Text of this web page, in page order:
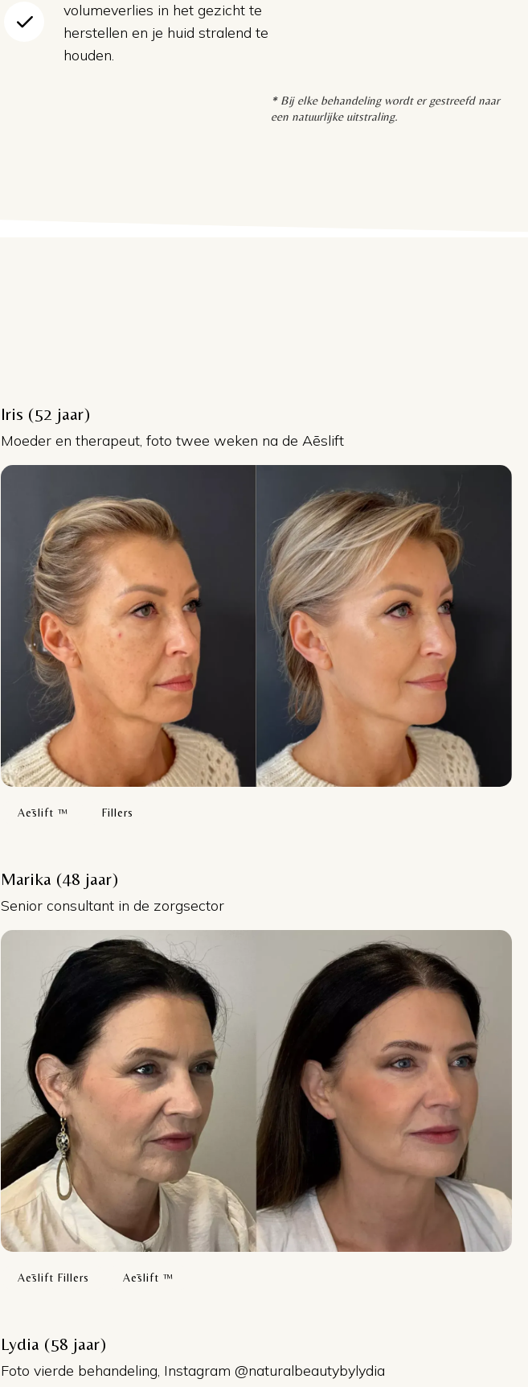
volumeverlies in het gezicht te
herstellen en je huid stralend te
houden.
* Bij elke behandeling wordt er gestreefd naar
een natuurlijke uitstraling.
Iris (52 jaar)
Moeder en therapeut, foto twee weken na de Aēslift
Aēslift ™ Fillers
Marika (48 jaar)
Senior consultant in de zorgsector
Aēslift Fillers Aēslift ™
Lydia (58 jaar)
Foto vierde behandeling, Instagram @naturalbeautybylydia